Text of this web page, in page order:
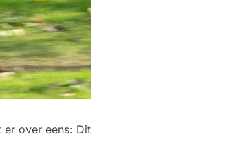
er over eens: Dit